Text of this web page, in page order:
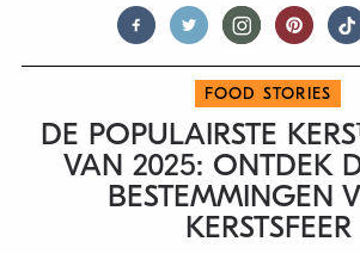
FOOD STORIES
DE POPULAIRSTE
VAN 2025: ONTDEK
BESTEMMINGEN
KERSTSFEER